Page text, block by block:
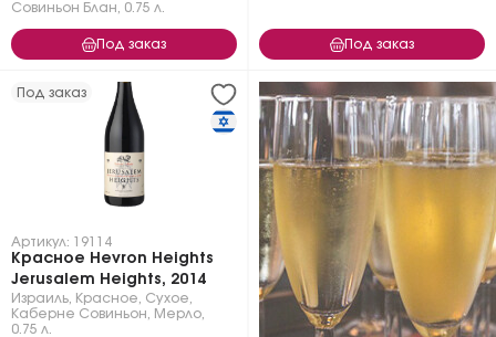
Совиньон Блан
0.75 л.
Под заказ Под заказ
Под заказ
Артикул: 19114
Красное Hevron Heights
Jerusalem Heights, 2014
Израиль Красное Сухое
Каберне Совиньон
Мерло
0.75 л.